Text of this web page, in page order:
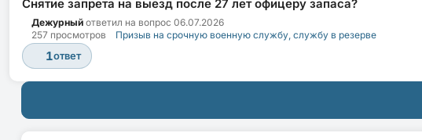
Снятие запрета на выезд после 27 лет офицеру запаса?
Дежурный ответил на вопрос 06.07.2026
257 просмотров
Призыв на срочную военную службу, службу в резерве
1ответ